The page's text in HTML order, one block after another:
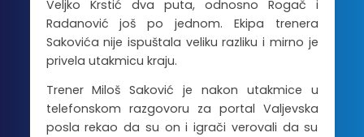
Veljko Krstić dva puta, odnosno Rogač i
Radanović još po jednom. Ekipa trenera
Sakovića nije ispuštala veliku razliku i mirno je
privela utakmicu kraju.
Trener Miloš Saković je nakon utakmice u
telefonskom razgovoru za portal Valjevska
posla rekao da su on i igrači verovali da su